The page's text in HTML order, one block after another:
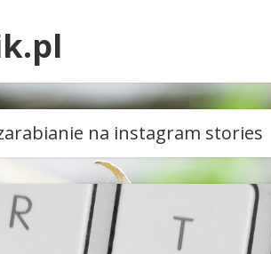
na instagram stories